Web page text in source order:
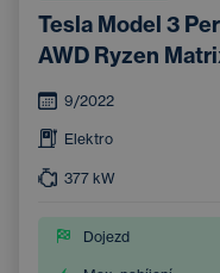
Tesla Model 3
AWD Ryzen
9/2022
Elektro
377 kW
Dojezd